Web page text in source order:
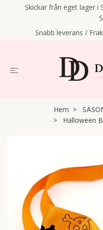
Skickar från eget lager
Snabb leverans /
Hem
Halloween